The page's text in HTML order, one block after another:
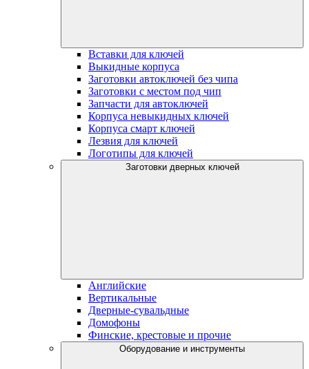
Вставки для ключей
Выкидные корпуса
Заготовки автоключей без чипа
Заготовки с местом под чип
Запчасти для автоключей
Корпуса невыкидных ключей
Корпуса смарт ключей
Лезвия для ключей
Логотипы для ключей
Заготовки дверных ключей
Английские
Вертикальные
Дверные-сувальдные
Домофоны
Финские, крестовые и прочие
Оборудование и инструменты